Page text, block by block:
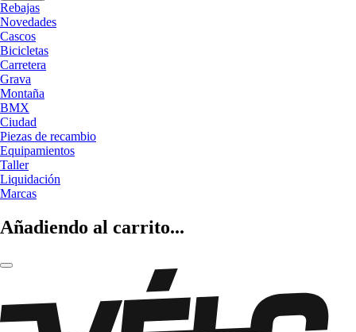
Rebajas
Novedades
Cascos
Bicicletas
Carretera
Grava
Montaña
BMX
Ciudad
Piezas de recambio
Equipamientos
Taller
Liquidación
Marcas
Añadiendo al carrito...